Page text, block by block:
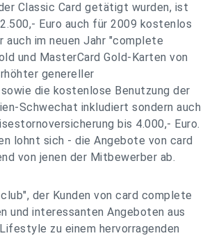
Classic Card getätigt wurden, ist
Euro auch für 2009 kostenlos
auch im neuen Jahr "complete
und MasterCard Gold-Karten von
genereller
die kostenlose Benutzung der
Schwechat inkludiert sondern auch
bis 4.000,- Euro.
lohnt sich - die Angebote von card
von jenen der Mitbewerber ab.
der Kunden von card complete
und interessanten Angeboten aus
zu einem hervorragenden